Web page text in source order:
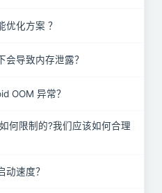
优化方案 ？
导致内存泄露？
OOM 异常？
何限制的?我们应该如何合理
动速度？